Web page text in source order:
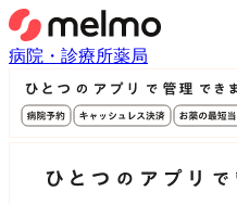
病院・診療所薬局